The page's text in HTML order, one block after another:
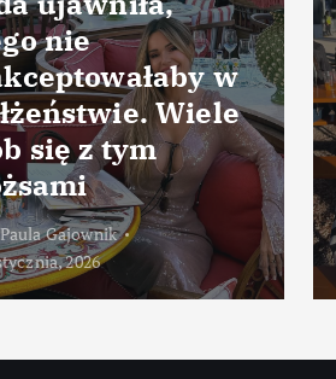
nie
w
Wiele
się z tym
Paula Gajownik
2026